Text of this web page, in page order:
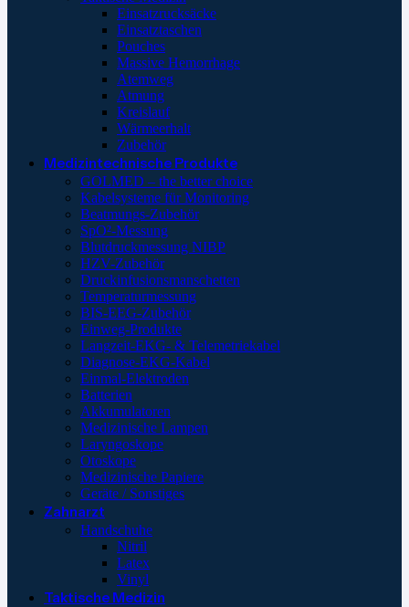
Einsatzrucksäcke
Einsatztaschen
Pouches
Massive Hemorrhage
Atemweg
Atmung
Kreislauf
Wärmeerhalt
Zubehör
Medizintechnische Produkte
GOLMED – the better choice
Kabelsysteme für Monitoring
Beatmungs-Zubehör
SpO²-Messung
Blutdruckmessung NIBP
HZV-Zubehör
Druckinfusionsmanschetten
Temperaturmessung
BIS-EEG-Zubehör
Einweg-Produkte
Langzeit-EKG- & Telemetriekabel
Diagnose-EKG-Kabel
Einmal-Elektroden
Batterien
Akkumulatoren
Medizinische Lampen
Laryngoskope
Otoskope
Medizinische Papiere
Geräte / Sonstiges
Zahnarzt
Handschuhe
Nitril
Latex
Vinyl
Taktische Medizin